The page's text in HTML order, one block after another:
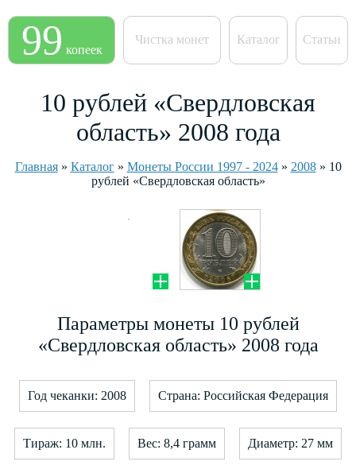
99 копеек
Чистка монет Каталог Статьи
10 рублей «Свердловская
область» 2008 года
Главная» Каталог» Монеты России 1997 - 2024» 2008» 10
рублей «Свердловская область»
Параметры монеты 10 рублей
«Свердловская область» 2008 года
Год чеканки: 2008 Страна: Российская Федерация
Тираж: 10 млн. Вес: 8,4 грамм Диаметр: 27 мм